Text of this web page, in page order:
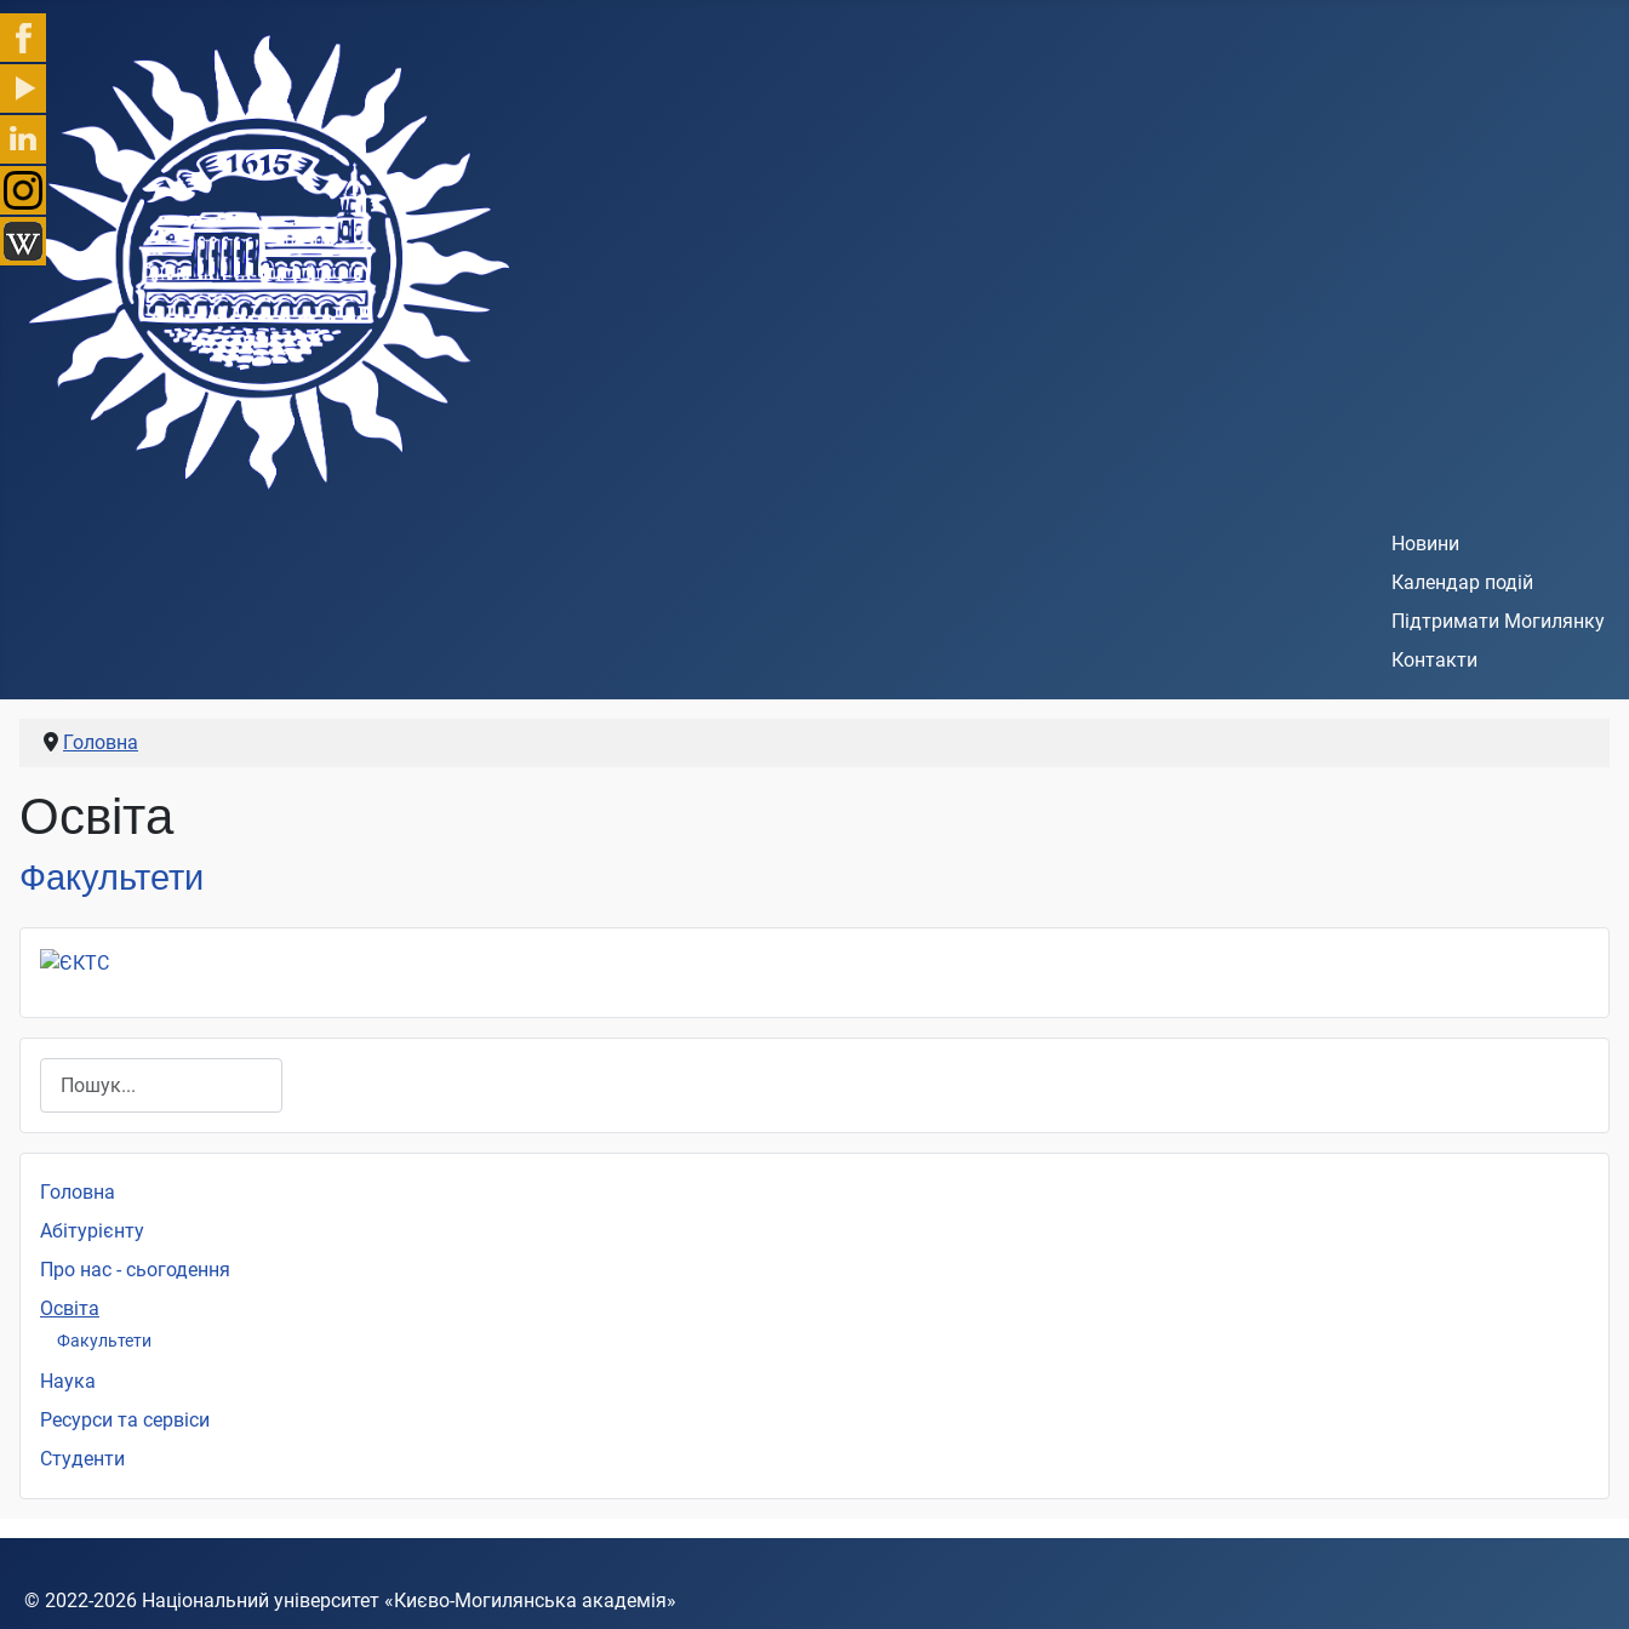
Новини
Календар подій
Підтримати Могилянку
Контакти
Головна
Освіта
Факультети
Головна
Абітурієнту
Про нас - сьогодення
Освіта
Факультети
Наука
Ресурси та сервіси
Студенти
© 2022-2026 Національний університет «Києво-Могилянська академія»